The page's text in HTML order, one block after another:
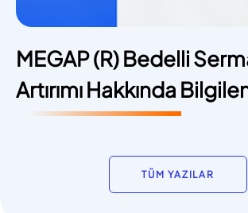
MEGAP (R) Bedelli
Artırımı Hakkında
TÜM YAZILAR